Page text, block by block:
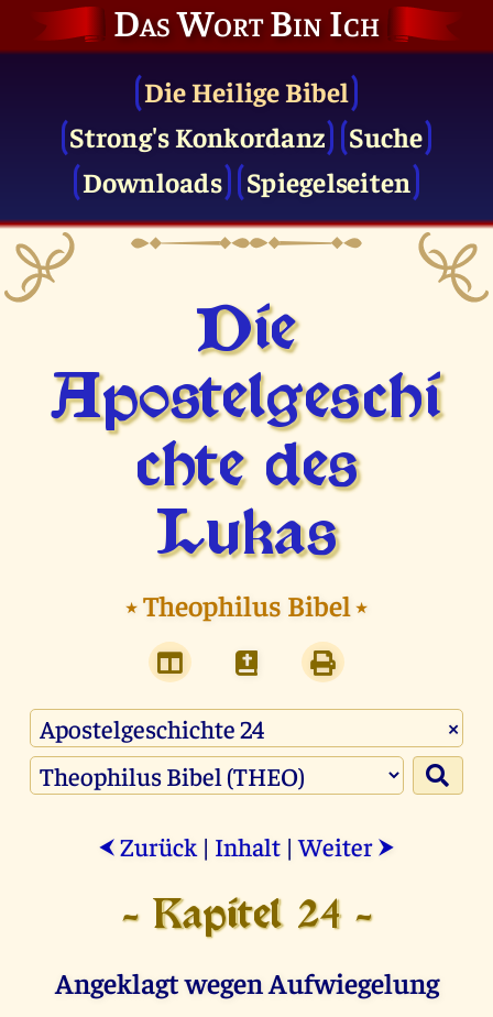
Das Wort Bin Ich
Die Heilige Bibel
Strong's Konkordanz
Suche
Downloads
Spiegelseiten
Die
Apostelgeschi
chte des
Lukas
⭑Theophilus Bibel⭑
×
⮜ Zurück | Inhalt |Weiter ⮞
- Kapitel 24 -
Angeklagt wegen Aufwiegelung